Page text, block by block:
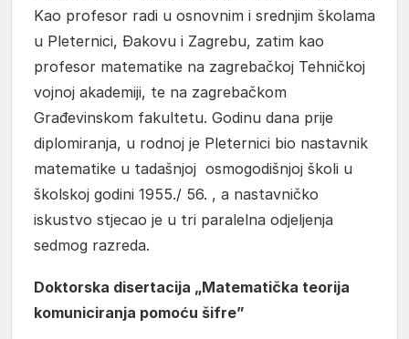
Kao profesor radi u osnovnim i srednjim školama
u Pleternici, Đakovu i Zagrebu, zatim kao
profesor matematike na zagrebačkoj Tehničkoj
vojnoj akademiji, te na zagrebačkom
Građevinskom fakultetu. Godinu dana prije
diplomiranja, u rodnoj je Pleternici bio nastavnik
matematike u tadašnjoj osmogodišnjoj školi u
školskoj godini 1955./ 56. , a nastavničko
iskustvo stjecao je u tri paralelna odjeljenja
sedmog razreda.
Doktorska disertacija „Matematička teorija
komuniciranja pomoću šifre”